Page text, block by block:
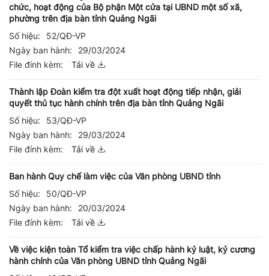
chức, hoạt động của Bộ phận Một cửa tại UBND một số xã,
phường trên địa bàn tỉnh Quảng Ngãi
Số hiệu:
52/QĐ-VP
Ngày ban hành:
29/03/2024
File đính kèm:
Tải về
Thành lập Đoàn kiểm tra đột xuất hoạt động tiếp nhận, giải
quyết thủ tục hành chính trên địa bàn tỉnh Quảng Ngãi
Số hiệu:
53/QĐ-VP
Ngày ban hành:
29/03/2024
File đính kèm:
Tải về
Ban hành Quy chế làm việc của Văn phòng UBND tỉnh
Số hiệu:
50/QĐ-VP
Ngày ban hành:
20/03/2024
File đính kèm:
Tải về
Về việc kiện toàn Tổ kiểm tra việc chấp hành kỷ luật, kỷ cương
hành chính của Văn phòng UBND tỉnh Quảng Ngãi